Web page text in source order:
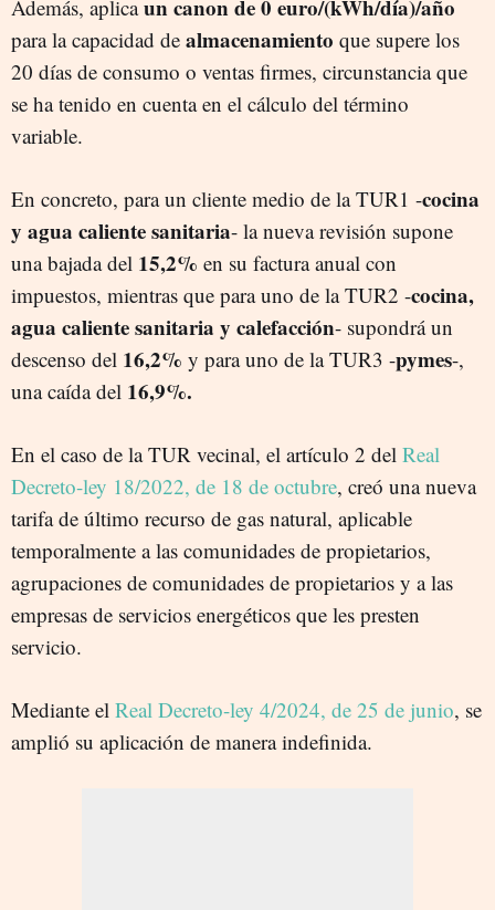
Además, aplicaun canon de 0 euro/(kWh/día)/año
para la capacidad de almacenamiento que supere los
20 días de consumo o ventas firmes, circunstancia que
se ha tenido en cuenta en el cálculo del término
variable.
En concreto, para un cliente medio de la TUR1 -cocina
y agua caliente sanitaria- la nueva revisión supone
una bajada del 15,2% en su factura anual con
impuestos, mientras que para uno de la TUR2 -cocina,
agua caliente sanitaria y calefacción- supondrá un
descenso del 16,2% y para uno de la TUR3 -pymes-,
una caída del 16,9%.
En el caso de la TUR vecinal, el artículo 2 del Real
Decreto-ley 18/2022, de 18 de octubre, creó una nueva
tarifa de último recurso de gas natural, aplicable
temporalmente a las comunidades de propietarios,
agrupaciones de comunidades de propietarios y a las
empresas de servicios energéticos que les presten
servicio.
Mediante el Real Decreto-ley 4/2024, de 25 de junio, se
amplió su aplicación de manera indefinida.